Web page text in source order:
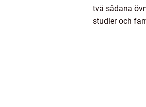
två sådana
studier och